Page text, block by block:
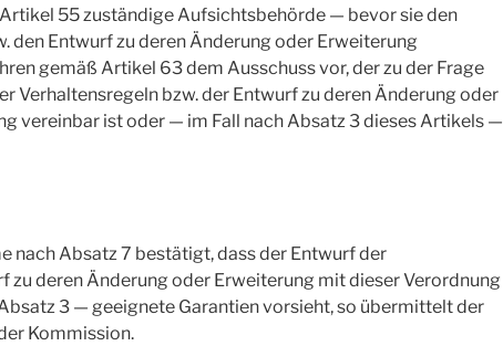
55 zuständige Aufsichtsbehörde — bevor sie den
den Entwurf zu deren Änderung oder Erweiterung
gemäß Artikel 63 dem Ausschuss vor, der zu der Frage
Verhaltensregeln bzw. der Entwurf zu deren Änderung oder
vereinbar ist oder — im Fall nach Absatz 3 dieses Artikels —
nach Absatz 7 bestätigt, dass der Entwurf der
zu deren Änderung oder Erweiterung mit dieser Verordnung
3 — geeignete Garantien vorsieht, so übermittelt der
Kommission.